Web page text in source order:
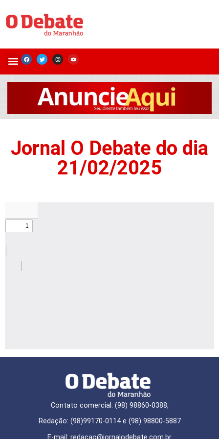
Jornal O Debate do dia
21/02/2025
Contato comercial: (98) 98860-0388,
Redação: (98)99170-0114 e (98) 98800-5887
E-mail: redaçao@jornalodebate.com.br